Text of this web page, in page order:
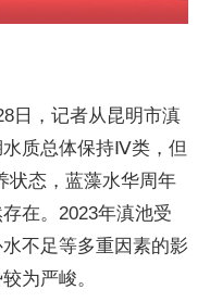
日，记者从昆明市滇
质总体保持Ⅳ类，但
状态，蓝藻水华周年
在。2023年滇池受
不足等多重因素的影
为严峻。